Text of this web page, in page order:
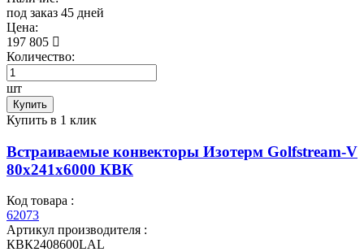
под заказ 45 дней
Цена:
197 805
Количество:
шт
Купить
Купить в 1 клик
Встраиваемые конвекторы Изотерм Golfstream-V
80x241x6000 КВК
Код товара :
62073
Артикул производителя :
КВК2408600LAL